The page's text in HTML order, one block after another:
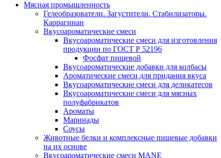
Мясная промышленность
Гелеобразователи. Загустители. Стабилизаторы.
Каррагинан
Вкусоароматические смеси
Вкусоароматические смеси для изготовления
продукции по ГОСТ Р 52196
Фосфат пищевой
Вкусоароматические добавки для колбасы
Ароматические смеси для придания вкуса
Вкусоароматические смеси для деликатесов
Вкусоароматические смеси для мясных
полуфабрикатов
Ароматы
Маринады
Соусы
Животные белки и комплексные пищевые добавки
на их основе
Вкусоароматические смеси MANE